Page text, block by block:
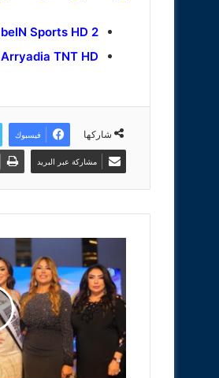
beIN Sports HD 2
Arryadia TNT HD
شاركها فيسبوك
مشاركة عبر البريد